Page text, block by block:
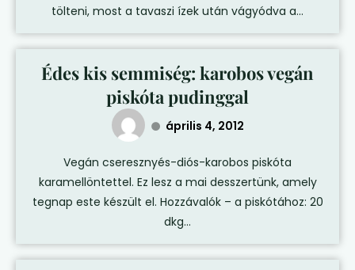
tölteni, most a tavaszi ízek után vágyódva a...
Édes kis semmiség: karobos vegán
piskóta pudinggal
április 4, 2012
Vegán cseresznyés-diós-karobos piskóta
karamellöntettel. Ez lesz a mai desszertünk, amely
tegnap este készült el. Hozzávalók – a piskótához: 20
dkg...